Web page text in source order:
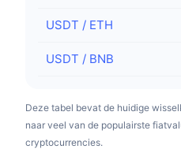
USDT / ETH
USDT / BNB
Deze tabel bevat de huidige
naar veel van de populairste
cryptocurrencies.